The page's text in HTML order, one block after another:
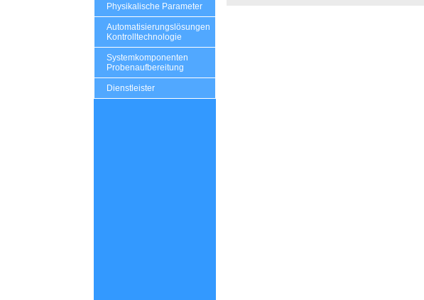
Physikalische Parameter
Automatisierungslösungen
Kontrolltechnologie
Systemkomponenten
Probenaufbereitung
Dienstleister